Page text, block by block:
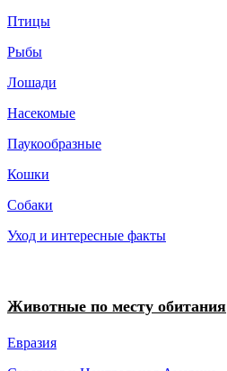
Птицы
Рыбы
Лошади
Насекомые
Паукообразные
Кошки
Собаки
Уход и интересные факты
Животные по месту обитания
Евразия